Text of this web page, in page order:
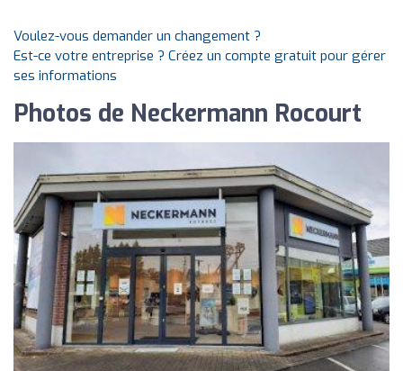
Voulez-vous demander un changement ?
Est-ce votre entreprise ? Créez un compte gratuit pour gérer
ses informations
Photos de Neckermann Rocourt